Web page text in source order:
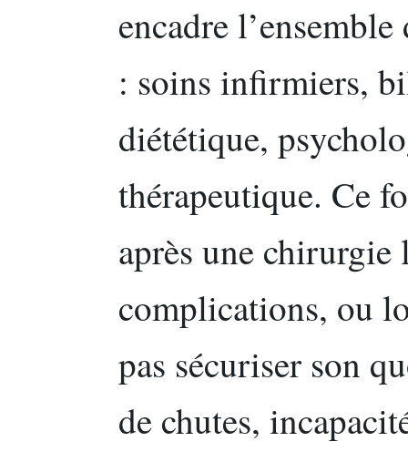
encadre
: soins infirmiers,
diététique,
thérapeutique. Ce
après une chirurgie
complications, ou
pas sécuriser son
de chutes,